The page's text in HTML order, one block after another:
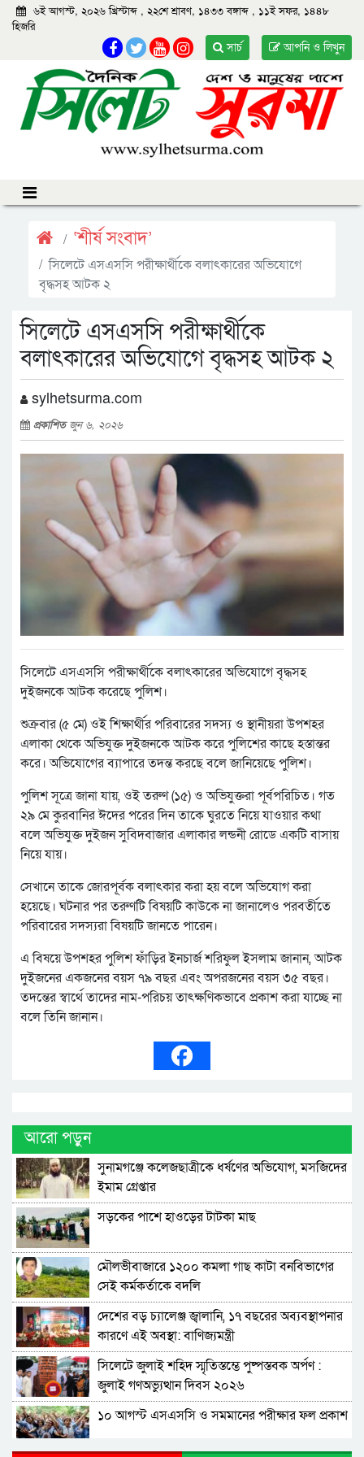
৬ই আগস্ট, ২০২৬ খ্রিস্টাব্দ , ২২শে শ্রাবণ, ১৪৩৩ বঙ্গাব্দ , ১১ই সফর, ১৪৪৮
হিজরি
আপনি ও লিখুন
সার্চ
‘শীর্ষ সংবাদ’
সিলেটে এসএসসি পরীক্ষার্থীকে বলাৎকারের অভিযোগে
বৃদ্ধসহ আটক ২
সিলেটে এসএসসি পরীক্ষার্থীকে
বলাৎকারের অভিযোগে বৃদ্ধসহ আটক ২
sylhetsurma.com
প্রকাশিতজুন ৬, ২০২৬
সিলেটে এসএসসি পরীক্ষার্থীকে বলাৎকারের অভিযোগে বৃদ্ধসহ
দুইজনকে আটক করেছে পুলিশ।
শুক্রবার (৫ মে) ওই শিক্ষার্থীর পরিবারের সদস্য ও স্থানীয়রা উপশহর
এলাকা থেকে অভিযুক্ত দুইজনকে আটক করে পুলিশের কাছে হস্তান্তর
করে। অভিযোগের ব্যাপারে তদন্ত করছে বলে জানিয়েছে পুলিশ।
পুলিশ সূত্রে জানা যায়, ওই তরুণ (১৫) ও অভিযুক্তরা পূর্বপরিচিত। গত
২৯ মে কুরবানির ঈদের পরের দিন তাকে ঘুরতে নিয়ে যাওয়ার কথা
বলে অভিযুক্ত দুইজন সুবিদবাজার এলাকার লন্ডনী রোডে একটি বাসায়
নিয়ে যায়।
সেখানে তাকে জোরপূর্বক বলাৎকার করা হয় বলে অভিযোগ করা
হয়েছে। ঘটনার পর তরুণটি বিষয়টি কাউকে না জানালেও পরবর্তীতে
পরিবারের সদস্যরা বিষয়টি জানতে পারেন।
এ বিষয়ে উপশহর পুলিশ ফাঁড়ির ইনচার্জ শরিফুল ইসলাম জানান, আটক
দুইজনের একজনের বয়স ৭৯ বছর এবং অপরজনের বয়স ৩৫ বছর।
তদন্তের স্বার্থে তাদের নাম-পরিচয় তাৎক্ষণিকভাবে প্রকাশ করা যাচ্ছে না
বলে তিনি জানান।
আরো পড়ুন
সুনামগঞ্জে কলেজছাত্রীকে ধর্ষণের অভিযোগ, মসজিদের
ইমাম গ্রেপ্তার
সড়কের পাশে হাওড়ের টাটকা মাছ
মৌলভীবাজারে ১২০০ কমলা গাছ কাটা বনবিভাগের
সেই কর্মকর্তাকে বদলি
দেশের বড় চ্যালেঞ্জ জ্বালানি, ১৭ বছরের অব্যবস্থাপনার
কারণে এই অবস্থা: বাণিজ্যমন্ত্রী
সিলেটে জুলাই শহিদ স্মৃতিস্তম্ভে পুষ্পস্তবক অর্পণ :
জুলাই গণঅভ্যুত্থান দিবস ২০২৬
১০ আগস্ট এসএসসি ও সমমানের পরীক্ষার ফল প্রকাশ